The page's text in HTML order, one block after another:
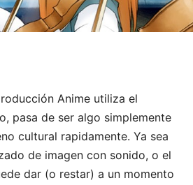
Anime utiliza el
pasa de ser algo simplemente
cultural rapidamente. Ya sea
de imagen con sonido, o el
dar (o restar) a un momento